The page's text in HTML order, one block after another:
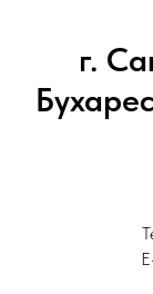
г.